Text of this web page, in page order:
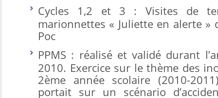
Cycles 1,2 et 3 : Visites de
marionnettes « Juliette en alerte »
Poc
PPMS : réalisé et validé durant
2010. Exercice sur le thème des
2ème année scolaire (2010-
portait sur un scénario